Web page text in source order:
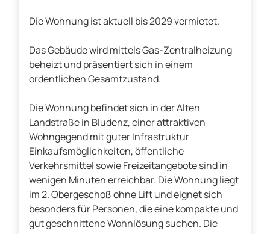
Die Wohnung ist aktuell bis 2029 vermietet.
Das Gebäude wird mittels Gas-Zentralheizung
beheizt und präsentiert sich in einem
ordentlichen Gesamtzustand.
Die Wohnung befindet sich in der Alten
Landstraße in Bludenz, einer attraktiven
Wohngegend mit guter Infrastruktur
Einkaufsmöglichkeiten, öffentliche
Verkehrsmittel sowie Freizeitangebote sind in
wenigen Minuten erreichbar. Die Wohnung liegt
im 2. Obergeschoß ohne Lift und eignet sich
besonders für Personen, die eine kompakte und
gut geschnittene Wohnlösung suchen. Die